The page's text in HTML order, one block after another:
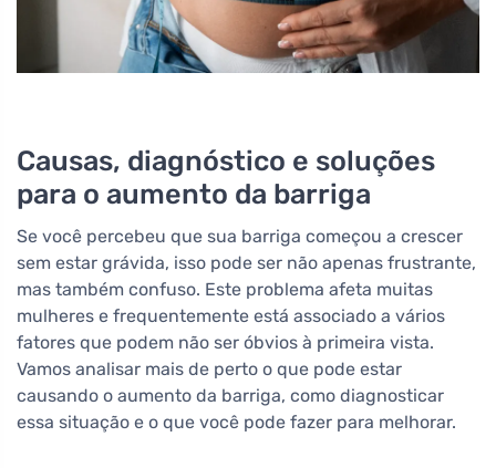
Causas, diagnóstico e soluções
para o aumento da barriga
Se você percebeu que sua barriga começou a crescer
sem estar grávida, isso pode ser não apenas frustrante,
mas também confuso. Este problema afeta muitas
mulheres e frequentemente está associado a vários
fatores que podem não ser óbvios à primeira vista.
Vamos analisar mais de perto o que pode estar
causando o aumento da barriga, como diagnosticar
essa situação e o que você pode fazer para melhorar.